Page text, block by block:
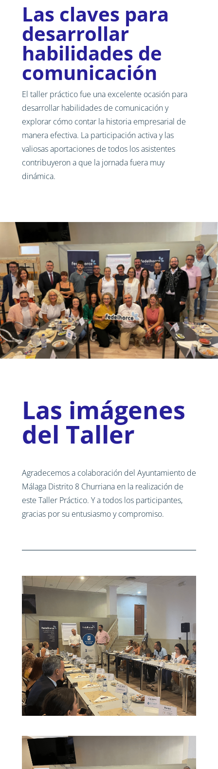
Las claves para
desarrollar
habilidades de
comunicación
El taller práctico fue una excelente ocasión para
desarrollar habilidades de comunicación y
explorar cómo contar la historia empresarial de
manera efectiva. La participación activa y las
valiosas aportaciones de todos los asistentes
contribuyeron a que la jornada fuera muy
dinámica.
Las imágenes
del Taller
Agradecemos a colaboración del Ayuntamiento de
Málaga Distrito 8 Churriana en la realización de
este Taller Práctico. Y a todos los participantes,
gracias por su entusiasmo y compromiso.